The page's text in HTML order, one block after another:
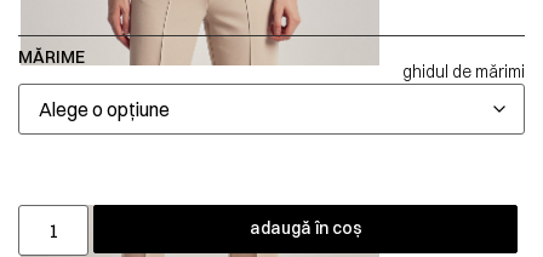
MĂRIME
ghidul de mărimi
adaugă în coș